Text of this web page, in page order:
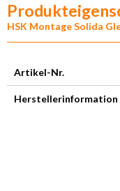
HSK Montage Solida
Artikel-Nr.
Herstellerinformation